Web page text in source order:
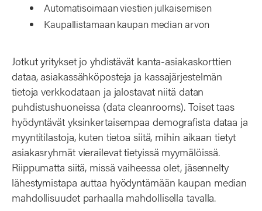
Automatisoimaan viestien julkaisemisen
Kaupallistamaan kaupan median arvon
Jotkut yritykset jo yhdistävät kanta-asiakaskorttien
dataa, asiakassähköposteja ja kassajärjestelmän
tietoja verkkodataan ja jalostavat niitä datan
puhdistushuoneissa (data cleanrooms). Toiset taas
hyödyntävät yksinkertaisempaa demografista dataa ja
myyntitilastoja, kuten tietoa siitä, mihin aikaan tietyt
asiakasryhmät vierailevat tietyissä myymälöissä.
Riippumatta siitä, missä vaiheessa olet, jäsennelty
lähestymistapa auttaa hyödyntämään kaupan median
mahdollisuudet parhaalla mahdollisella tavalla.